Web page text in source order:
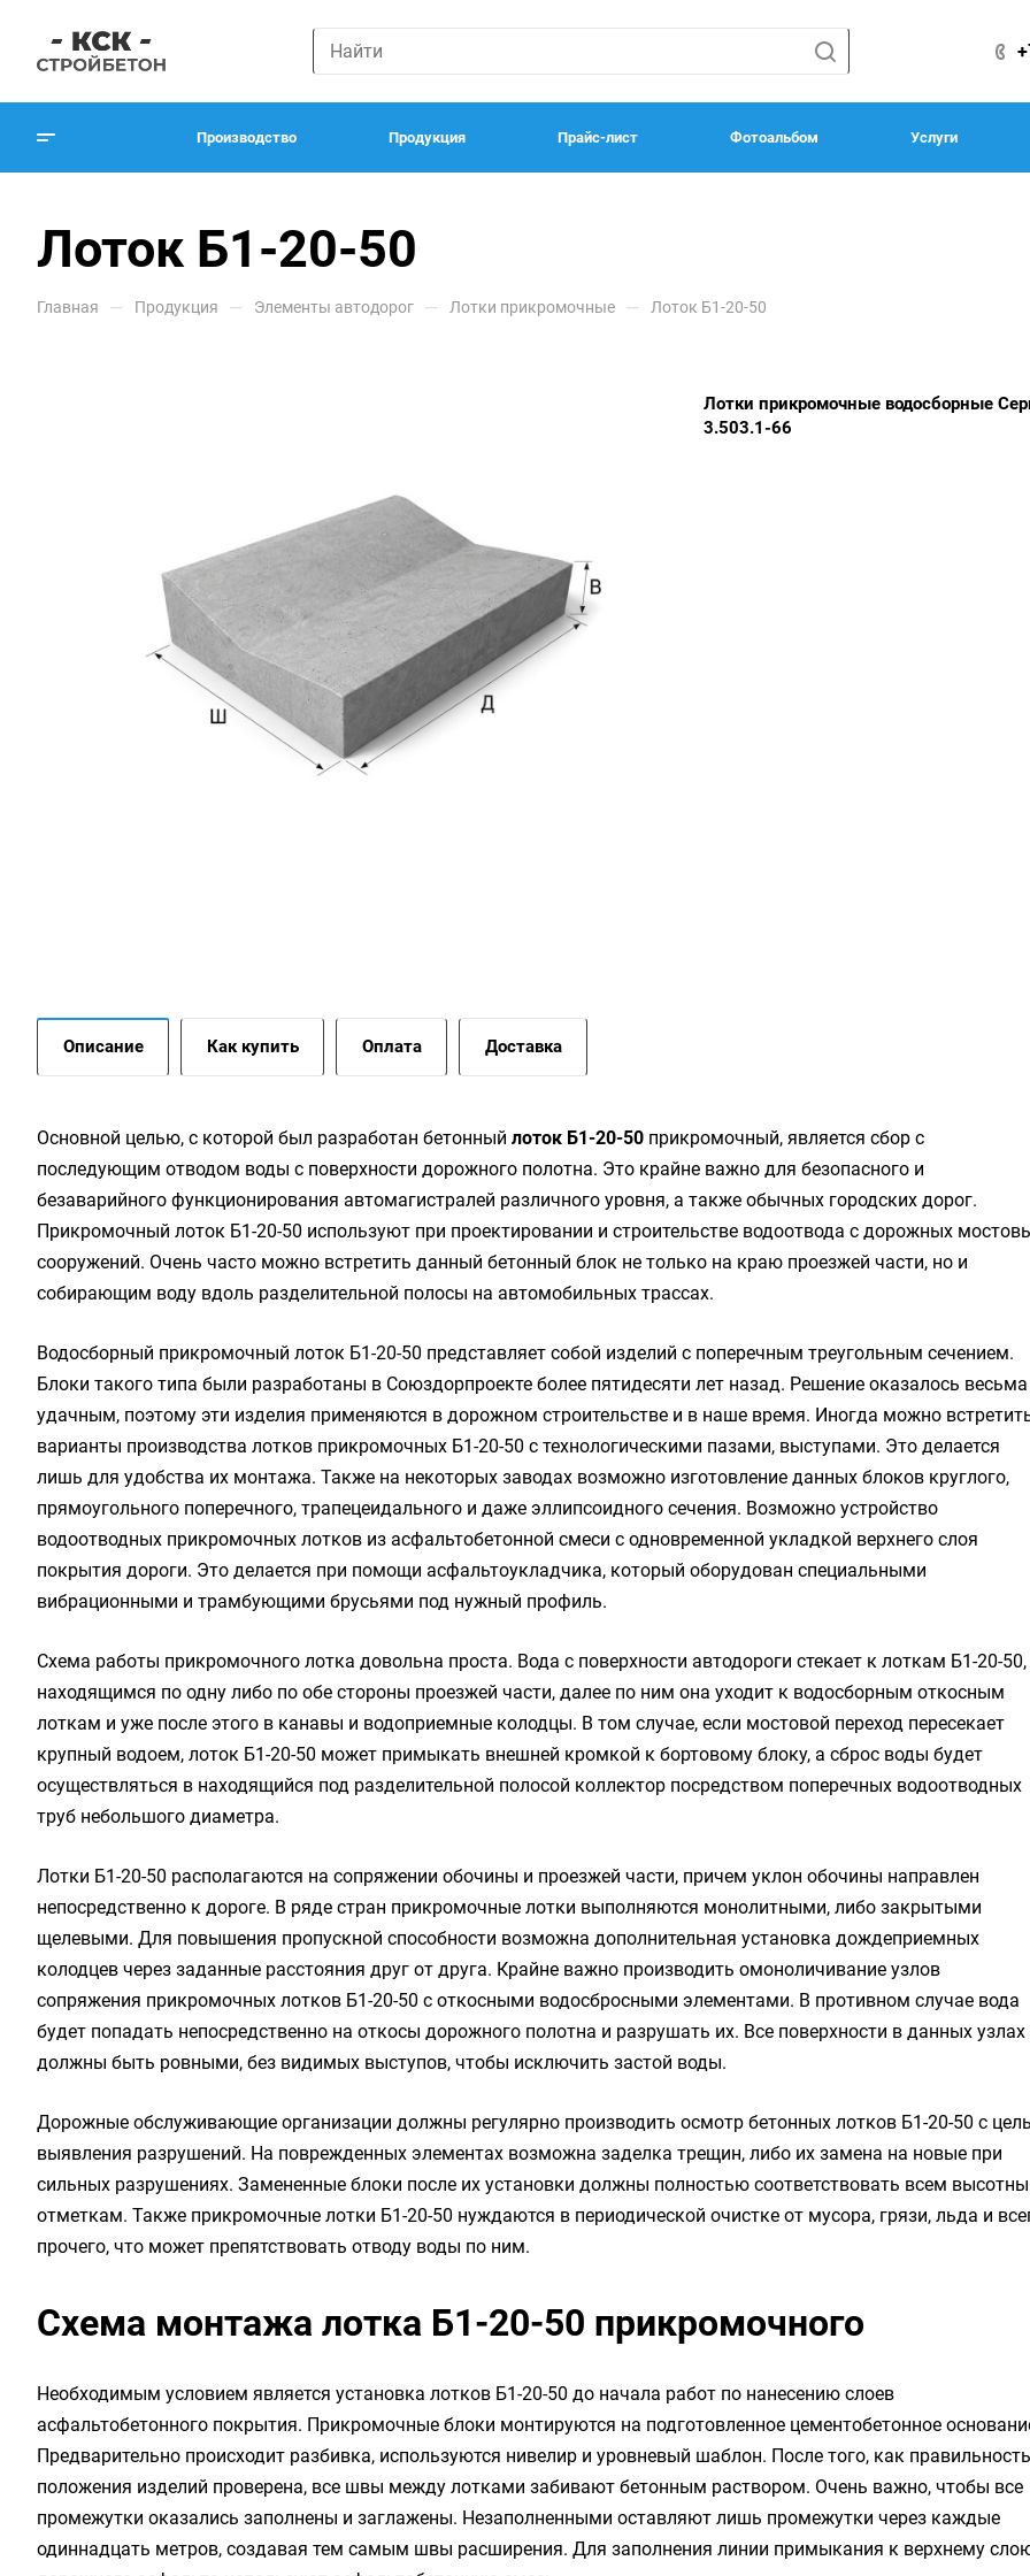
Производство Продукция Прайс-лист Фотоальбом Услуги
Лоток Б1-20-50
Главная — Продукция — Элементы автодорог — Лотки прикромочные — Лоток Б1-20-50
Лотки прикромочные водосборные
3.503.1-66
Описание Как купить Оплата Доставка
Основной целью, с которой был разработан бетонный лоток Б1-20-50 прикромочный, является сбор с
последующим отводом воды с поверхности дорожного полотна. Это крайне важно для безопасного и
безаварийного функционирования автомагистралей различного уровня, а также обычных городских дорог.
Прикромочный лоток Б1-20-50 используют при проектировании и строительстве водоотвода с дорожных
сооружений. Очень часто можно встретить данный бетонный блок не только на краю проезжей части, но и
собирающим воду вдоль разделительной полосы на автомобильных трассах.
Водосборный прикромочный лоток Б1-20-50 представляет собой изделий с поперечным треугольным сечением.
Блоки такого типа были разработаны в Союздорпроекте более пятидесяти лет назад. Решение оказалось весьма
удачным, поэтому эти изделия применяются в дорожном строительстве и в наше время. Иногда можно
варианты производства лотков прикромочных Б1-20-50 с технологическими пазами, выступами. Это делается
лишь для удобства их монтажа. Также на некоторых заводах возможно изготовление данных блоков круглого,
прямоугольного поперечного, трапецеидального и даже эллипсоидного сечения. Возможно устройство
водоотводных прикромочных лотков из асфальтобетонной смеси с одновременной укладкой верхнего слоя
покрытия дороги. Это делается при помощи асфальтоукладчика, который оборудован специальными
вибрационными и трамбующими брусьями под нужный профиль.
Схема работы прикромочного лотка довольна проста. Вода с поверхности автодороги стекает к лоткам Б1-20-50,
находящимся по одну либо по обе стороны проезжей части, далее по ним она уходит к водосборным откосным
лоткам и уже после этого в канавы и водоприемные колодцы. В том случае, если мостовой переход пересекает
крупный водоем, лоток Б1-20-50 может примыкать внешней кромкой к бортовому блоку, а сброс воды будет
осуществляться в находящийся под разделительной полосой коллектор посредством поперечных водоотводных
труб небольшого диаметра.
Лотки Б1-20-50 располагаются на сопряжении обочины и проезжей части, причем уклон обочины направлен
непосредственно к дороге. В ряде стран прикромочные лотки выполняются монолитными, либо закрытыми
щелевыми. Для повышения пропускной способности возможна дополнительная установка дождеприемных
колодцев через заданные расстояния друг от друга. Крайне важно производить омоноличивание узлов
сопряжения прикромочных лотков Б1-20-50 с откосными водосбросными элементами. В противном случае вода
будет попадать непосредственно на откосы дорожного полотна и разрушать их. Все поверхности в данных узлах
должны быть ровными, без видимых выступов, чтобы исключить застой воды.
Дорожные обслуживающие организации должны регулярно производить осмотр бетонных лотков Б1-20-50 с
выявления разрушений. На поврежденных элементах возможна заделка трещин, либо их замена на новые при
сильных разрушениях. Замененные блоки после их установки должны полностью соответствовать всем
отметкам. Также прикромочные лотки Б1-20-50 нуждаются в периодической очистке от мусора, грязи, льда и
прочего, что может препятствовать отводу воды по ним.
Схема монтажа лотка Б1-20-50 прикромочного
Необходимым условием является установка лотков Б1-20-50 до начала работ по нанесению слоев
асфальтобетонного покрытия. Прикромочные блоки монтируются на подготовленное цементобетонное
Предварительно происходит разбивка, используются нивелир и уровневый шаблон. После того, как правильность
положения изделий проверена, все швы между лотками забивают бетонным раствором. Очень важно, чтобы все
промежутки оказались заполнены и заглажены. Незаполненными оставляют лишь промежутки через каждые
одиннадцать метров, создавая тем самым швы расширения. Для заполнения линии примыкания к верхнему